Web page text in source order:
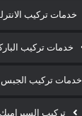
خدمات تركيب
خدمات تركيب
خدمات تركيب الجبس
تركيب السيراميك